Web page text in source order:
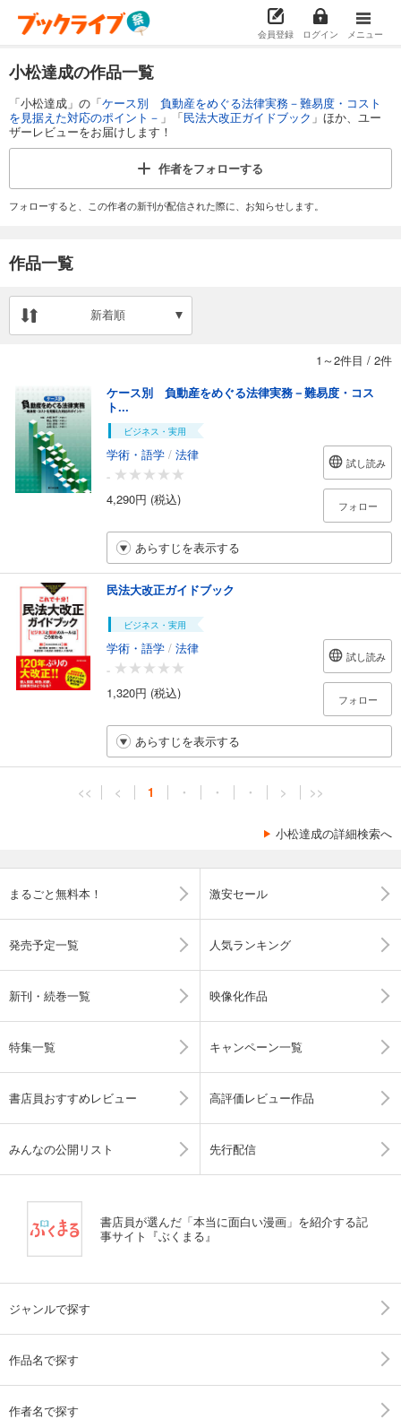
会員登録 ログイン メニュー
小松達成の作品一覧
「小松達成」の「ケース別 負動産をめぐる法律実務－難易度・コスト
を見据えた対応のポイント－ 」「民法大改正ガイドブック 」ほか、ユー
ザーレビューをお届けします！
作者をフォローする
フォローすると、この作者の新刊が配信された際に、お知らせします。
作品一覧
新着順
1～2件目 / 2件
ケース別 負動産をめぐる法律実務－難易度・コス
ト...
ビジネス・実用
学術・語学 / 法律
-
4,290円 (税込)
試し読み
フォロー
あらすじを表示する
民法大改正ガイドブック
ビジネス・実用
学術・語学 / 法律
-
1,320円 (税込)
試し読み
フォロー
あらすじを表示する
<< < 1 ・ ・ ・ > >>
小松達成の詳細検索へ
まるごと無料本！ 激安セール
発売予定一覧 人気ランキング
新刊・続巻一覧 映像化作品
特集一覧 キャンペーン一覧
書店員おすすめレビュー 高評価レビュー作品
みんなの公開リスト 先行配信
書店員が選んだ「本当に面白い漫画」を紹介する記
事サイト『ぶくまる』
ジャンルで探す
作品名で探す
作者名で探す